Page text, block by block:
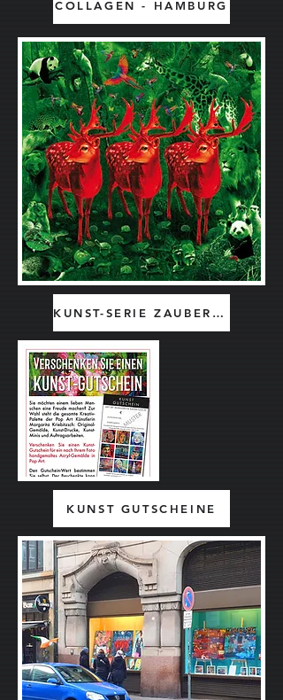
COLLAGEN - HAMBURG
KUNST-SERIE ZAUBERWALD
KUNST GUTSCHEINE